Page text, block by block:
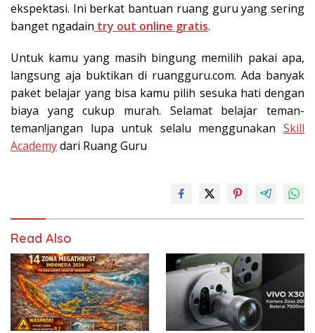
ekspektasi. Ini berkat bantuan ruang guru yang sering
banget ngadain try out online gratis.
Untuk kamu yang masih bingung memilih pakai apa,
langsung aja buktikan di ruangguru.com. Ada banyak
paket belajar yang bisa kamu pilih sesuka hati dengan
biaya yang cukup murah. Selamat belajar teman-
teman!jangan lupa untuk selalu menggunakan Skill
Academydari Ruang Guru
Read Also